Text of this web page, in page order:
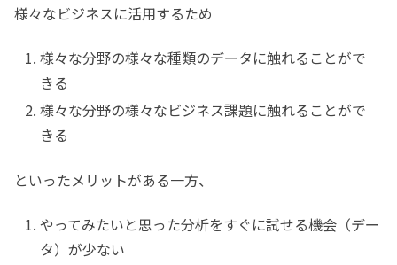
様々なビジネスに活用するため
様々な分野の様々な種類のデータに触れることがで
きる
様々な分野の様々なビジネス課題に触れることがで
きる
といったメリットがある一方、
やってみたいと思った分析をすぐに試せる機会（デー
タ）が少ない